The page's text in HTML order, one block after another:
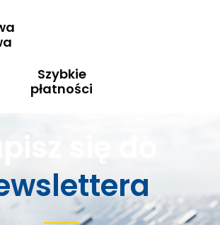
Szybkie
płatności
się do